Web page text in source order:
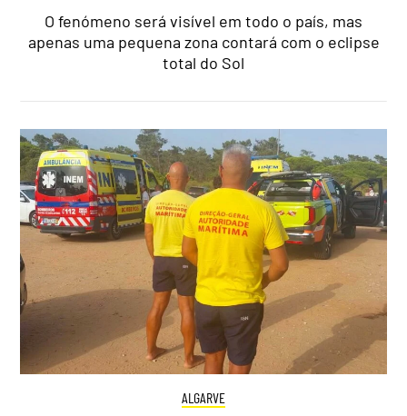
O fenómeno será visível em todo o país, mas
apenas uma pequena zona contará com o eclipse
total do Sol
ALGARVE